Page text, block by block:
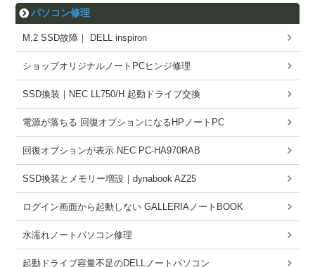
パソコン修理
M.2 SSD故障｜ DELL inspiron
ショップオリジナルノートPCヒンジ修理
SSD換装｜NEC LL750/H 起動ドライブ交換
電源が落ちる 回復オプションになるHPノートPC
回復オプションが表示 NEC PC-HA970RAB
SSD換装とメモリー増設｜dynabook AZ25
ログイン画面から起動しない GALLERIAノートBOOK
水濡れノートパソコン修理
起動ドライブ容量不足のDELLノートパソコン